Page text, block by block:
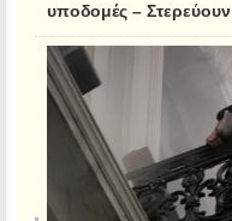
υποδομές –